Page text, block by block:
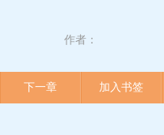
作者：
下一章 加入书签